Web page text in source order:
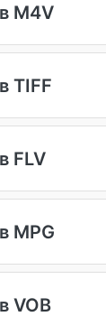
M4V
TIFF
FLV
MPG
VOB